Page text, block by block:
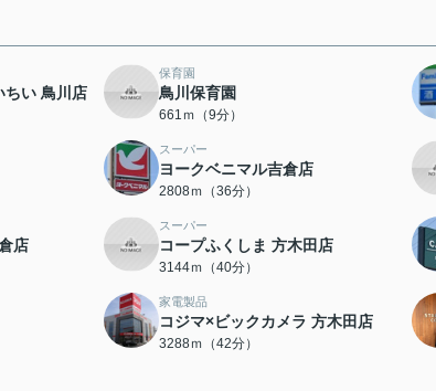
ちい 鳥川店
保育園
鳥川保育園
661ｍ（9分）
スーパー
ヨークベニマル吉倉店
2808ｍ（36分）
店
スーパー
コープふくしま 方木田店
3144ｍ（40分）
家電製品
コジマ×ビックカメラ 方木田店
3288ｍ（42分）